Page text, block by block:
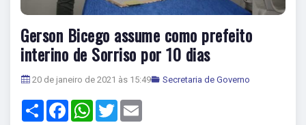
Gerson Bicego assume como prefeito
interino de Sorriso por 10 dias
20 de janeiro de 2021 às 15:49 Secretaria de Governo
Share FacebookWhatsApp
Twitter